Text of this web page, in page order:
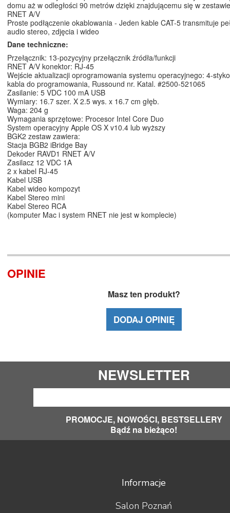
domu aż w odległości 90 metrów dzięki znajdującemu się w
RNET A/V
Proste podłączenie okablowania - Jeden kable CAT-5 transmituje
audio stereo, zdjęcia i wideo
Dane techniczne:
Przełącznik: 13-pozycyjny przełącznik źródła/funkcji
RNET A/V konektor: RJ-45
Wejście aktualizacji oprogramowania systemu operacyjnego: 4-
kabla do programowania, Russound nr. Katal. #2500-521065
Zasilanie: 5 VDC 100 mA USB
Wymiary: 16.7 szer. X 2.5 wys. x 16.7 cm głęb.
Waga: 204 g
Wymagania sprzętowe: Procesor Intel Core Duo
System operacyjny Apple OS X v10.4 lub wyższy
BGK2 zestaw zawiera:
Stacja BGB2 iBridge Bay
Dekoder RAVD1 RNET A/V
Zasilacz 12 VDC 1A
2 x kabel RJ-45
Kabel USB
Kabel wideo kompozyt
Kabel Stereo mini
Kabel Stereo RCA
(komputer Mac i system RNET nie jest w komplecie)
OPINIE
Masz ten produkt?
DODAJ OPINIĘ
NEWSLETTER
PROMOCJE, NOWOŚCI, BESTSELLERY
Bądź na bieżąco!
Informacje
Salon Poznań